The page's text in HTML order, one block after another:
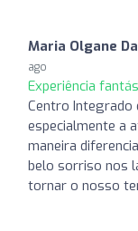
Maria Olgane
ago
Experiência
Centro Integrado
especialmente a
maneira
belo sorriso nos
tornar o nosso